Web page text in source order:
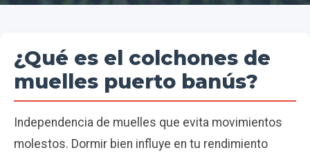
¿Qué es el colchones de
muelles puerto banús?
Independencia de muelles que evita movimientos
molestos. Dormir bien influye en tu rendimiento